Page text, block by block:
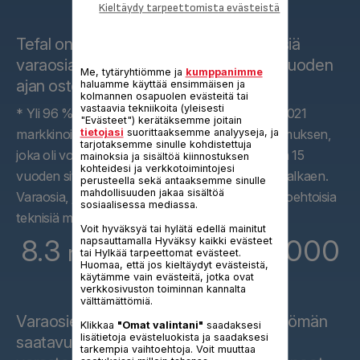
15 vuotta
Tefal on sitoutunut toimittamaan teknisiä
varaosia lähes kaikille tuotteillensa 15 vuoden
ajan ostohetkestä alkaen.*
* Yli 96 % Groupe Sebin Euroopassa vuonna 2021
markkinoimista tuotteista täytti 10 vuoden sitoumuksen,
joka oli voimassa 31.12.2021 asti ja joka korvattiin 15
vuoden sitoumuksella oikeaan hintaan 1.1.2022 alkaen.
Varaosia, jotka voidaan johtaa käyttämällä vaihtoehtoisia
teknisiä menetelmiä.
8.3 miljoonaa osaa yli30,000
m2
Varaosien parhaan mahdollisen ja välittömän
saatavuuden takaamiseksi Tefal pitää
Me, tytäryhtiömme ja kumppanimme
haluamme käyttää ensimmäisen ja
kolmannen osapuolen evästeitä tai
vastaavia tekniikoita (yleisesti
"Evästeet") kerätäksemme joitain
tietojasi suorittaaksemme analyyseja, ja
tarjotaksemme sinulle kohdistettuja
mainoksia ja sisältöä kiinnostuksen
kohteidesi ja verkkotoimintojesi
perusteella sekä antaaksemme sinulle
mahdollisuuden jakaa sisältöä
sosiaalisessa mediassa.
Voit hyväksyä tai hylätä edellä mainitut
napsauttamalla Hyväksy kaikki evästeet
tai Hylkää tarpeettomat evästeet.
Huomaa, että jos kieltäydyt evästeistä,
käytämme vain evästeitä, jotka ovat
verkkosivuston toiminnan kannalta
välttämättömiä.
Klikkaa "Omat valintani" saadaksesi
lisätietoja evästeluokista ja saadaksesi
tarkempia vaihtoehtoja. Voit muuttaa
Kieltäydy tarpeettomista evästeistä